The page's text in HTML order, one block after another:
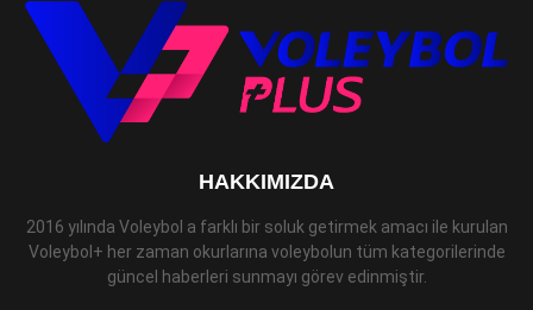
HAKKIMIZDA
2016 yılında Voleybol a farklı bir soluk getirmek amacı ile kurulan
Voleybol+ her zaman okurlarına voleybolun tüm kategorilerinde
güncel haberleri sunmayı görev edinmiştir.